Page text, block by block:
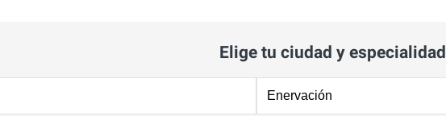
Elige tu ciudad y especialidad